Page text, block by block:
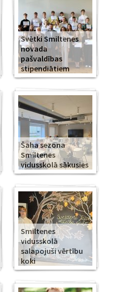
Svētki Smiltenes
novada
pašvaldības
stipendiātiem
Šaha sezona
Smiltenes
vidusskolā sākusies
Smiltenes
vidusskolā
salapojuši vērtību
koki